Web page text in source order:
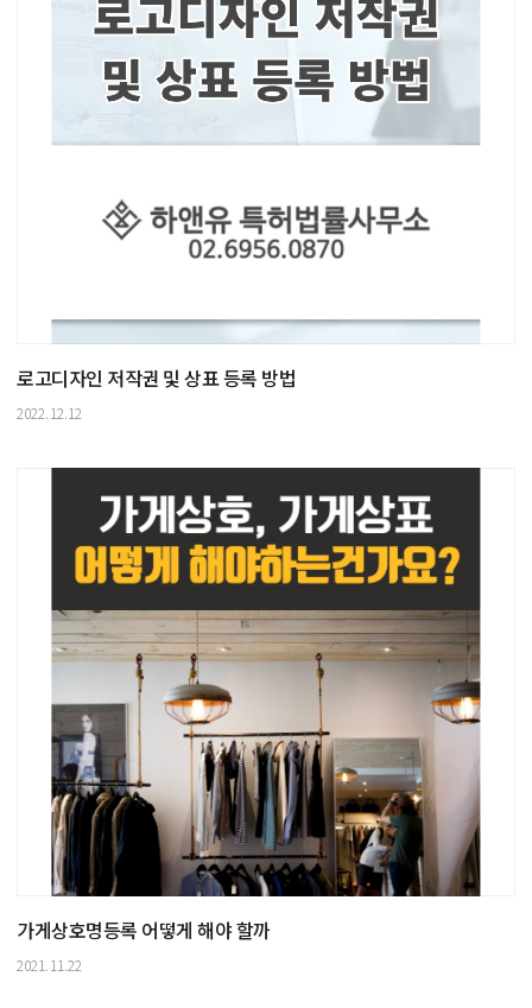
로고디자인 저작권 및 상표 등록 방법
2022.12.12
가게상호명등록 어떻게 해야 할까
2021.11.22